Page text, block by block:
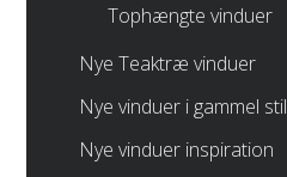
Tophængte vinduer
Nye Teaktræ vinduer
Nye vinduer i gammel stil
Nye vinduer inspiration